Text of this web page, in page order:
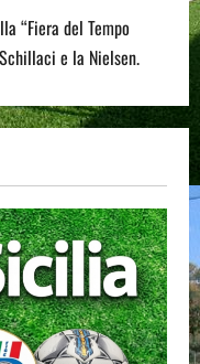
“Fiera del Tempo
e la Nielsen.